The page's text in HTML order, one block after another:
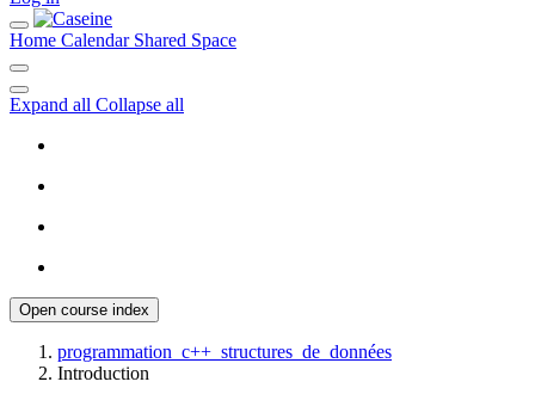
Home Calendar Shared Space
Expand all Collapse all
Open course index
programmation_c++_structures_de_données
Introduction